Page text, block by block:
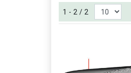
1 - 2 / 2